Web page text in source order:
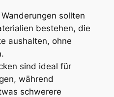
sollten
bestehen, die
aushalten, ohne
sind ideal für
während
schwerere